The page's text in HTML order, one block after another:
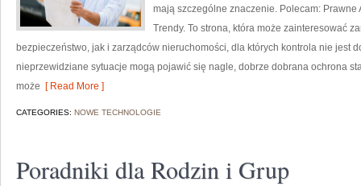
mają szczególne znaczenie. Polecam:
Trendy. To strona, która może zainteresować
bezpieczeństwo, jak i zarządców nieruchomości, dla których kontrola nie jest
nieprzewidziane sytuacje mogą pojawić się nagle, dobrze dobrana ochrona
może [ Read More ]
CATEGORIES: NOWE TECHNOLOGIE
Poradniki dla Rodzin i Grup